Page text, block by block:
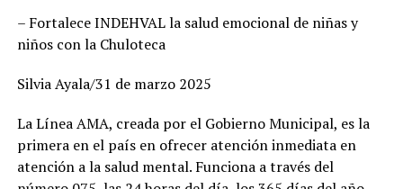
convicción de ofrecer gobiernos confiables, integrados
por mujeres y hombres de trayectoria probada, leales y
comprometidos con su comunidad.
Por su parte, Mario Salazar destacó el trabajo técnico y
jurídico que permitió solventar las observaciones del
Instituto Electoral para garantizar la validez del
registro de las candidaturas comunes. “Estamos listos
– Fortalece INDEHVAL la salud emocional de niñas y
niños con la Chuloteca
Silvia Ayala/31 de marzo 2025
La Línea AMA, creada por el Gobierno Municipal, es la
primera en el país en ofrecer atención inmediata en
atención a la salud mental. Funciona a través del